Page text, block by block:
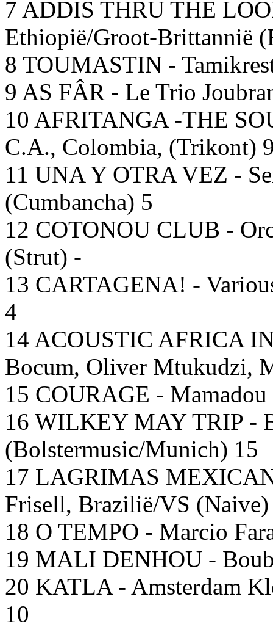
7 ADDIS THRU THE
Ethiopië/Groot-Brittannië
8 TOUMASTIN -
9 AS FÂR - Le Trio
10 AFRITANGA -THE
C.A., Colombia, (Trikont)
11 UNA Y OTRA VEZ -
(Cumbancha) 5
12 COTONOU CLUB -
(Strut) -
13 CARTAGENA! -
4
14 ACOUSTIC AFRICA
Bocum, Oliver Mtukudzi,
15 COURAGE -
16 WILKEY MAY TRIP -
(Bolstermusic/Munich) 15
17 LAGRIMAS
Frisell, Brazilië/VS
18 O TEMPO - Marcio
19 MALI DENHOU -
20 KATLA - Amsterdam
10